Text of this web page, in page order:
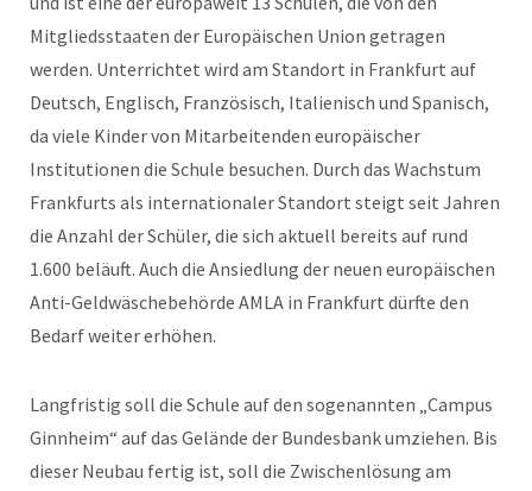
Mitgliedsstaaten der Europäischen Union getragen
werden. Unterrichtet wird am Standort in Frankfurt auf
Deutsch, Englisch, Französisch, Italienisch und Spanisch,
da viele Kinder von Mitarbeitenden europäischer
Institutionen die Schule besuchen. Durch das Wachstum
Frankfurts als internationaler Standort steigt seit Jahren
die Anzahl der Schüler, die sich aktuell bereits auf rund
1.600 beläuft. Auch die Ansiedlung der neuen europäischen
Anti-Geldwäschebehörde AMLA in Frankfurt dürfte den
Bedarf weiter erhöhen.
Langfristig soll die Schule auf den sogenannten „Campus
Ginnheim“ auf das Gelände der Bundesbank umziehen. Bis
dieser Neubau fertig ist, soll die Zwischenlösung am